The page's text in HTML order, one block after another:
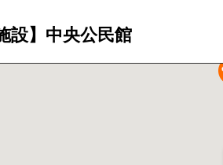
設】中央公民館